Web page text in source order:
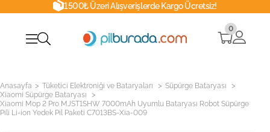
1500₺ Üzeri Alışverişlerde Kargo Ücretsiz!
0
Anasayfa > Tüketici Elektroniği ve Bataryaları > Süpürge Bataryası >
Xiaomi Süpürge Bataryası >
Xiaomi Mop 2 Pro MJST1SHW 7000mAh Uyumlu Bataryası Robot Süpürge
Pili Li-ion Yedek Pil Paketi C7013BS-Xia-009